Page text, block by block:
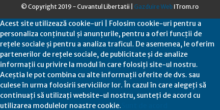
© Copyright 2019 - Cuvantul Libertatii | Gazduire Web ITrom.ro
Acest site utilizează cookie-uri | Folosim cookie-uri pentru a
personaliza conținutul și anunțurile, pentru a oferi funcții de
rețele sociale și pentru a analiza traficul. De asemenea, le oferim
partenerilor de rețele sociale, de publicitate și de analize
informații cu privire la modul în care folosiți site-ul nostru.
Aceștia le pot combina cu alte informații oferite de dvs. sau
culese în urma folosirii serviciilor lor. În cazul în care alegeți să
continuați să utilizați website-ul nostru, sunteți de acord cu
utilizarea modulelor noastre cookie.